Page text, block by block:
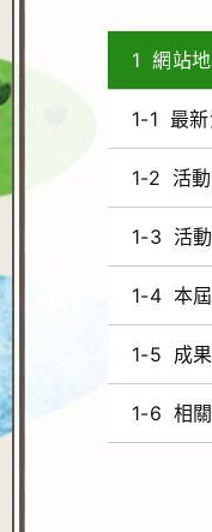
1 網站
1-1 最
1-2 活
1-3 活
1-4 本
1-5 成
1-6 相